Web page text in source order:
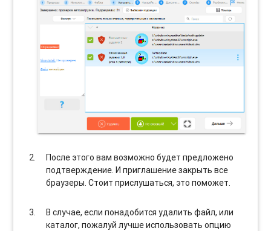
После этого вам возможно будет предложено
подтверждение. И приглашение закрыть все
браузеры. Стоит прислушаться, это поможет.
В случае, если понадобится удалить файл, или
каталог, пожалуй лучше использовать опцию